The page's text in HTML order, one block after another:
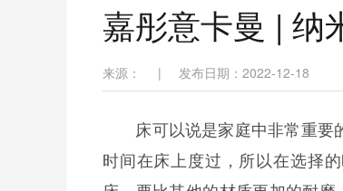
嘉彤意卡曼 | 纳
来源： | 发布日期：2022-12-18
床可以说是家庭中非常重要
时间在床上度过，所以在选择